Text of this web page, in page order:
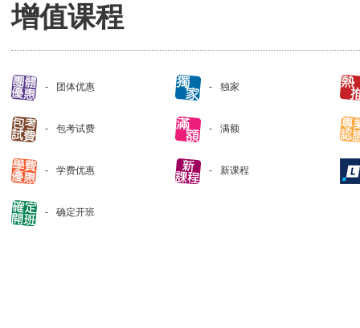
增值课程
团体优惠 独家
包考试费 满额
学费优惠 新课程
确定开班